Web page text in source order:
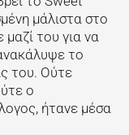
μάλιστα στο
μαζί του για να
το
του. Ούτε
ο
ήτανε μέσα